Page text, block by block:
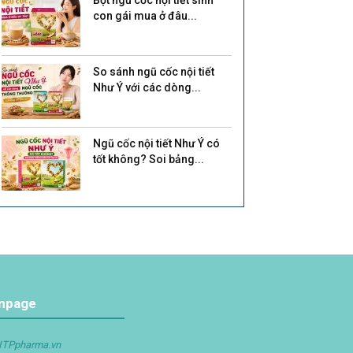
con gái mua ở đâu...
So sánh ngũ cốc nội tiết
Như Ý với các dòng...
Ngũ cốc nội tiết Như Ý có
tốt không? Soi bảng...
ITPpharma.vn